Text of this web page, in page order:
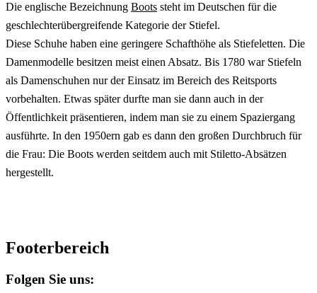
Die englische Bezeichnung Boots steht im Deutschen für die
geschlechterübergreifende Kategorie der Stiefel.
Diese Schuhe haben eine geringere Schafthöhe als Stiefeletten. Die
Damenmodelle besitzen meist einen Absatz. Bis 1780 war Stiefeln
als Damenschuhen nur der Einsatz im Bereich des Reitsports
vorbehalten. Etwas später durfte man sie dann auch in der
Öffentlichkeit präsentieren, indem man sie zu einem Spaziergang
ausführte. In den 1950ern gab es dann den großen Durchbruch für
die Frau: Die Boots werden seitdem auch mit Stiletto-Absätzen
hergestellt.
Footerbereich
Folgen Sie uns: